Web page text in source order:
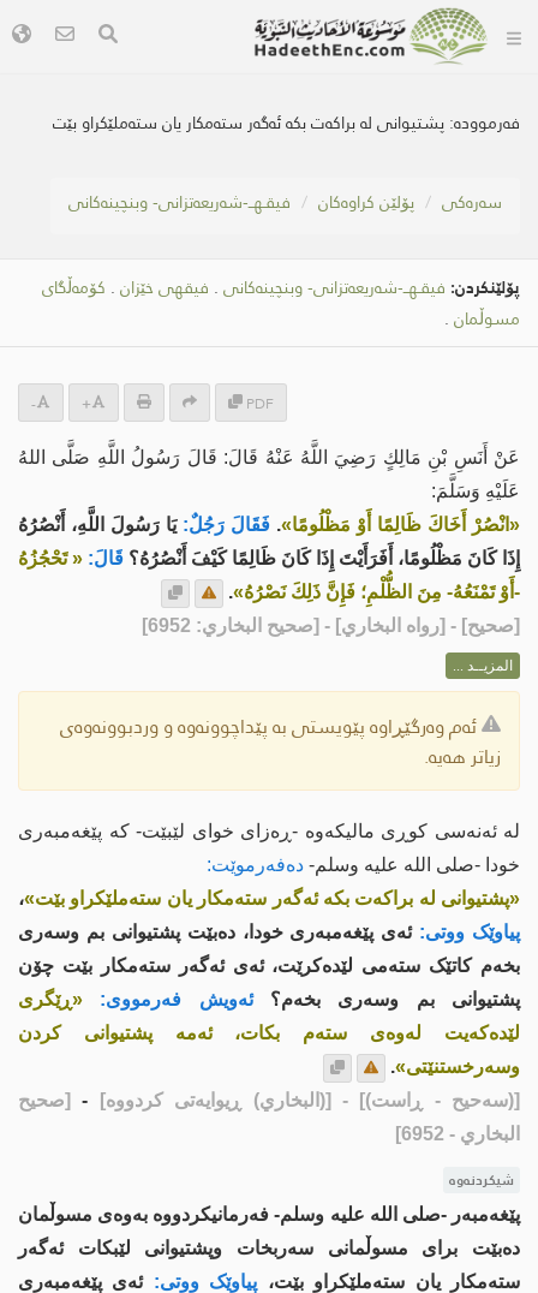
فەرموودە:پشتیوانى لە براکەت بکە ئەگەر ستەمکار یان ستەملێکراو بێت
سه‌ره‌كی پۆلێن کراوەکان فیقـهــ-شەریعەتزانی- وبنچینەکانی
پۆلێنکردن: فیقـهــ-شەریعەتزانی- وبنچینەکانی . فیقهی خێزان . کۆمەڵگای
مسوڵمان .
PDF
+
-
عَنْ أَنَسِ بْنِ مَالِكٍ رَضِيَ اللَّهُ عَنْهُ قَالَ: قَالَ رَسُولُ اللَّهِ صَلَّى اللهُ
عَلَيْهِ وَسَلَّمَ:
«انْصُرْ أَخَاكَ ظَالِمًا أَوْ مَظْلُومًا». فَقَالَ رَجُلٌ: يَا رَسُولَ اللَّهِ، أَنْصُرُهُ
إِذَا كَانَ مَظْلُومًا، أَفَرَأَيْتَ إِذَا كَانَ ظَالِمًا كَيْفَ أَنْصُرُهُ؟ قَالَ: « تَحْجُزُهُ
-أَوْ تَمْنَعُهُ- مِنَ الظُّلْمِ؛ فَإِنَّ ذَلِكَ نَصْرُهُ».
[صحيح] - [رواه البخاري] - [صحيح البخاري: 6952]
المزيــد ...
ئەم وەرگێڕاوە پێویستی بە پێداچوونەوە و وردبوونەوەی
زیاتر هەیە.
لە ئەنەسی کوڕی مالیکەوە -ڕەزای خوای لێبێت- کە پێغەمبەری
خودا -صلى اللە علیە وسلم- دەفەرموێت:
«پشتیوانى لە براکەت بکە ئەگەر ستەمکار یان ستەملێکراو بێت»،
پیاوێک ووتی: ئەی پێغەمبەری خودا، دەبێت پشتیوانى بم وسەری
بخەم کاتێک ستەمی لێدەکرێت، ئەی ئەگەر ستەمکار بێت چۆن
پشتیوانى بم وسەری بخەم؟ ئەویش فەرمووی:
«ڕێگری
لێدەکەیت لەوەى ستەم بکات، ئەمە پشتیوانی کردن
وسەرخستنێتی».
[(سەحیح - ڕاست)]
- [(البخاري) ڕیوایەتی كردووە] -
[صحيح
البخاري - 6952]
شیکردنەوە
پێغەمبەر -صلى اللە علیە وسلم- فەرمانیكردووە بەوەی مسوڵمان
دەبێت برای مسوڵمانی سەربخات وپشتیوانی لێبكات ئەگەر
ستەمکار یان ستەملێکراو بێت، پیاوێک ووتی: ئەی پێغەمبەری